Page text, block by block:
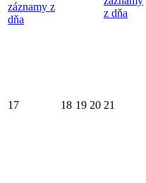
záznamy z
dňa
z dňa
17 18 19 20 21